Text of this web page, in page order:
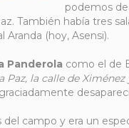
podemos
También había tres
Aranda (hoy, Asensi).
Panderola como el de
Paz, la calle de
del campo y era un